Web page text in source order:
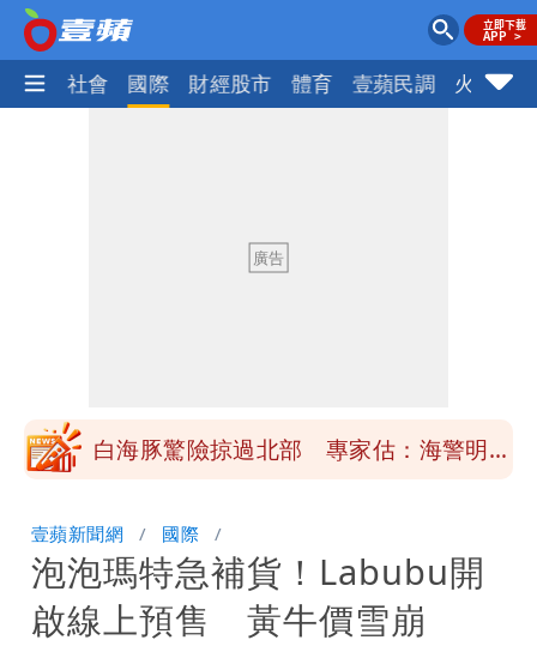
政治 社會 國際 財經股市 體育 壹蘋民調 火線話
「終於能交代」 捐500萬獎學金延續愛
白海豚颱風逼近！鄭明典示警「恐遇黑潮
砸重金再買一整桌卡盒
白海豚驚險掠過北部 專家估：海警明發
「終於能交代」 捐500萬獎學金延續愛
白海豚颱風逼近！鄭明典示警「恐遇黑潮
變強」 路徑分歧藏警訊：不利強度維持
壹蘋新聞網 國際
泡泡瑪特急補貨！Labubu開
啟線上預售 黃牛價雪崩